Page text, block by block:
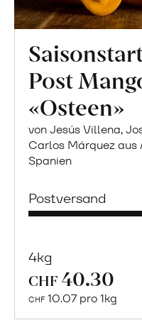
Post
«Osteen»
von Jesús Villena,
Carlos Márquez aus
Spanien
Postversand
4kg
CHF 40.30
CHF 10.07 pro 1kg